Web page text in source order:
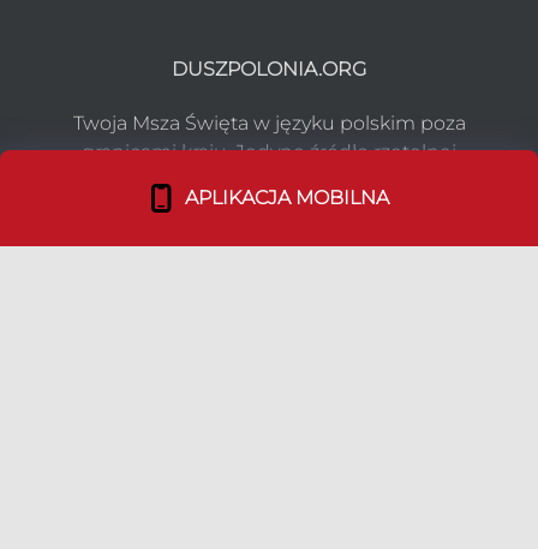
DUSZPOLONIA.ORG
Twoja Msza Święta w języku polskim poza
granicami kraju. Jedyne źródło rzetelnej
APLIKACJA MOBILNA